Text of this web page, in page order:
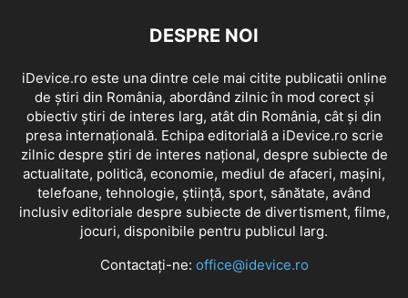
DESPRE NOI
iDevice.ro este una dintre cele mai citite publicatii online
de știri din România, abordând zilnic în mod corect și
obiectiv știri de interes larg, atât din România, cât și din
presa internațională. Echipa editorială a iDevice.ro scrie
zilnic despre știri de interes național, despre subiecte de
actualitate, politică, economie, mediul de afaceri, mașini,
telefoane, tehnologie, știință, sport, sănătate, având
inclusiv editoriale despre subiecte de divertisment, filme,
jocuri, disponibile pentru publicul larg.
Contactați-ne: office@idevice.ro